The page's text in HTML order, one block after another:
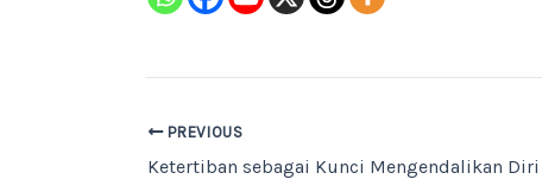
PREVIOUS